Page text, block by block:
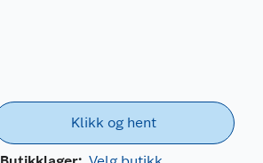
Klikk og hent